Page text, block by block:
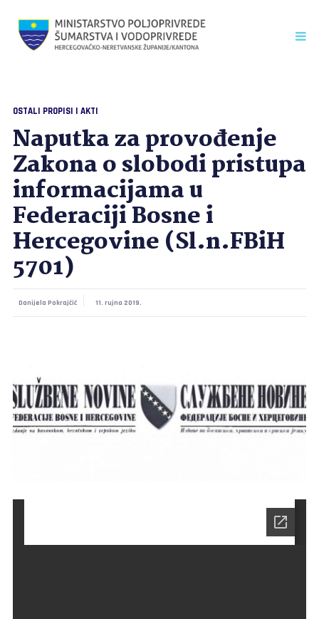
OSTALI PROPISI I AKTI
Naputka za provođenje
Zakona o slobodi pristupa
informacijama u
Federaciji Bosne i
Hercegovine (Sl.n.FBiH
5701)
Danijela Pokrajčić 11. rujna 2019.